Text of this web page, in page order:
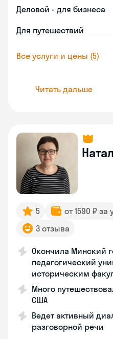
Деловой - для бизнеса
Для путешествий
Все услуги и цены (5)
Читать дальше
5 от 1590 ₽ за
3 отзыва
Окончила Минский
педагогический
историческим
Много
США
Ведет активный
разговорной речи